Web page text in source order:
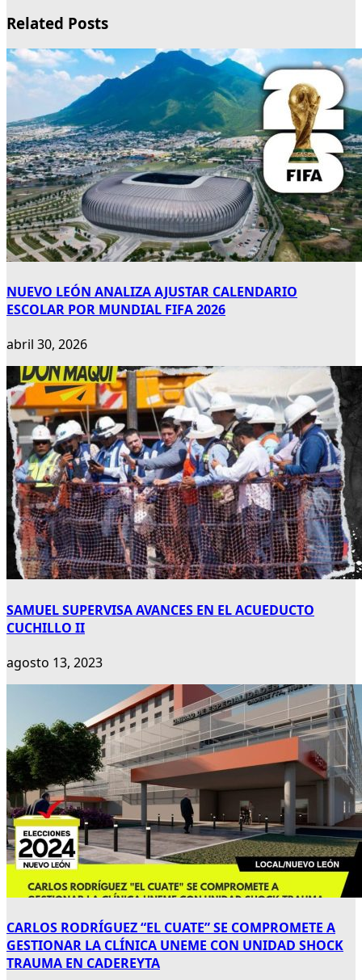
Related Posts
NUEVO LEÓN ANALIZA AJUSTAR CALENDARIO
ESCOLAR POR MUNDIAL FIFA 2026
abril 30, 2026
SAMUEL SUPERVISA AVANCES EN EL ACUEDUCTO
CUCHILLO II
agosto 13, 2023
CARLOS RODRÍGUEZ “EL CUATE” SE COMPROMETE A
GESTIONAR LA CLÍNICA UNEME CON UNIDAD SHOCK
TRAUMA EN CADEREYTA